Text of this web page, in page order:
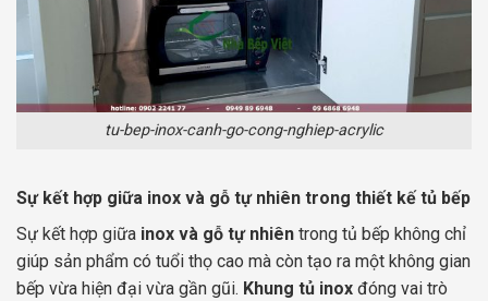
tu-bep-inox-canh-go-cong-nghiep-acrylic
Sự kết hợp giữa inox và gỗ tự nhiên trong thiết kế tủ bếp
Sự kết hợp giữa inox và gỗ tự nhiên trong tủ bếp không chỉ
giúp sản phẩm có tuổi thọ cao mà còn tạo ra một không gian
bếp vừa hiện đại vừa gần gũi. Khung tủ inox đóng vai trò